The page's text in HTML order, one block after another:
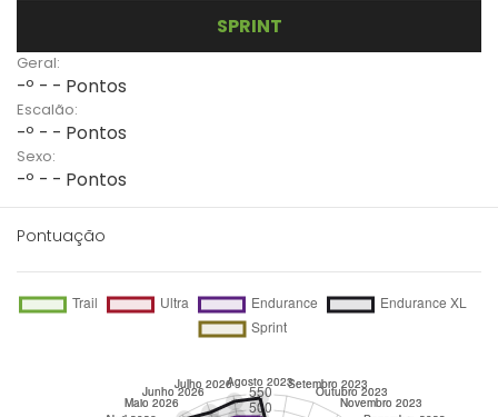
SPRINT
Geral:
-º - - Pontos
Escalão:
-º - - Pontos
Sexo:
-º - - Pontos
Pontuação